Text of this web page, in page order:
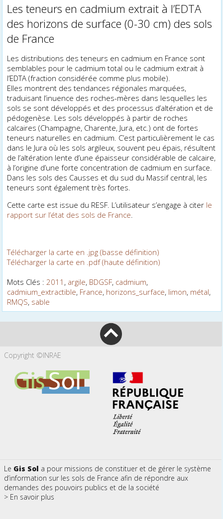
Les teneurs en cadmium extrait à l’EDTA
des horizons de surface (0-30 cm) des sols
de France
Les distributions des teneurs en cadmium en France sont
semblables pour le cadmium total ou le cadmium extrait à
l’EDTA (fraction considérée comme plus mobile).
Elles montrent des tendances régionales marquées,
traduisant l’influence des roches-mères dans lesquelles les
sols se sont développés et des processus d’altération et de
pédogenèse. Les sols développés à partir de roches
calcaires (Champagne, Charente, Jura, etc.) ont de fortes
teneurs naturelles en cadmium. C’est particulièrement le cas
dans le Jura où les sols argileux, souvent peu épais, résultent
de l’altération lente d’une épaisseur considérable de calcaire,
à l’origine d’une forte concentration de cadmium en surface.
Dans les sols des Causses et du sud du Massif central, les
teneurs sont également très fortes.
Cette carte est issue du RESF. L’utilisateur s’engage à citer le
rapport sur l’état des sols de France
Télécharger la carte en .jpg (basse définition)
Télécharger la carte en .pdf (haute définition)
Mots Clés : 2011 , argile, BDGSF, cadmium,
cadmium_extractible, France, horizons_surface, limon, métal,
RMQS, sable
Copyright ©INRAE
Le Gis Sol a pour missions de constituer et de gérer le système
d’information sur les sols de France afin de répondre aux
demandes des pouvoirs publics et de la société
> En savoir plus